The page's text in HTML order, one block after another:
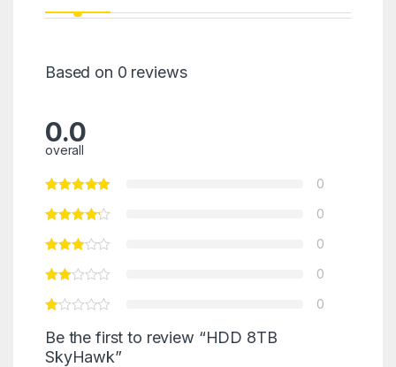
Based on 0 reviews
0.0
overall
0
0
0
0
0
Be the first to review “HDD 8TB
SkyHawk”